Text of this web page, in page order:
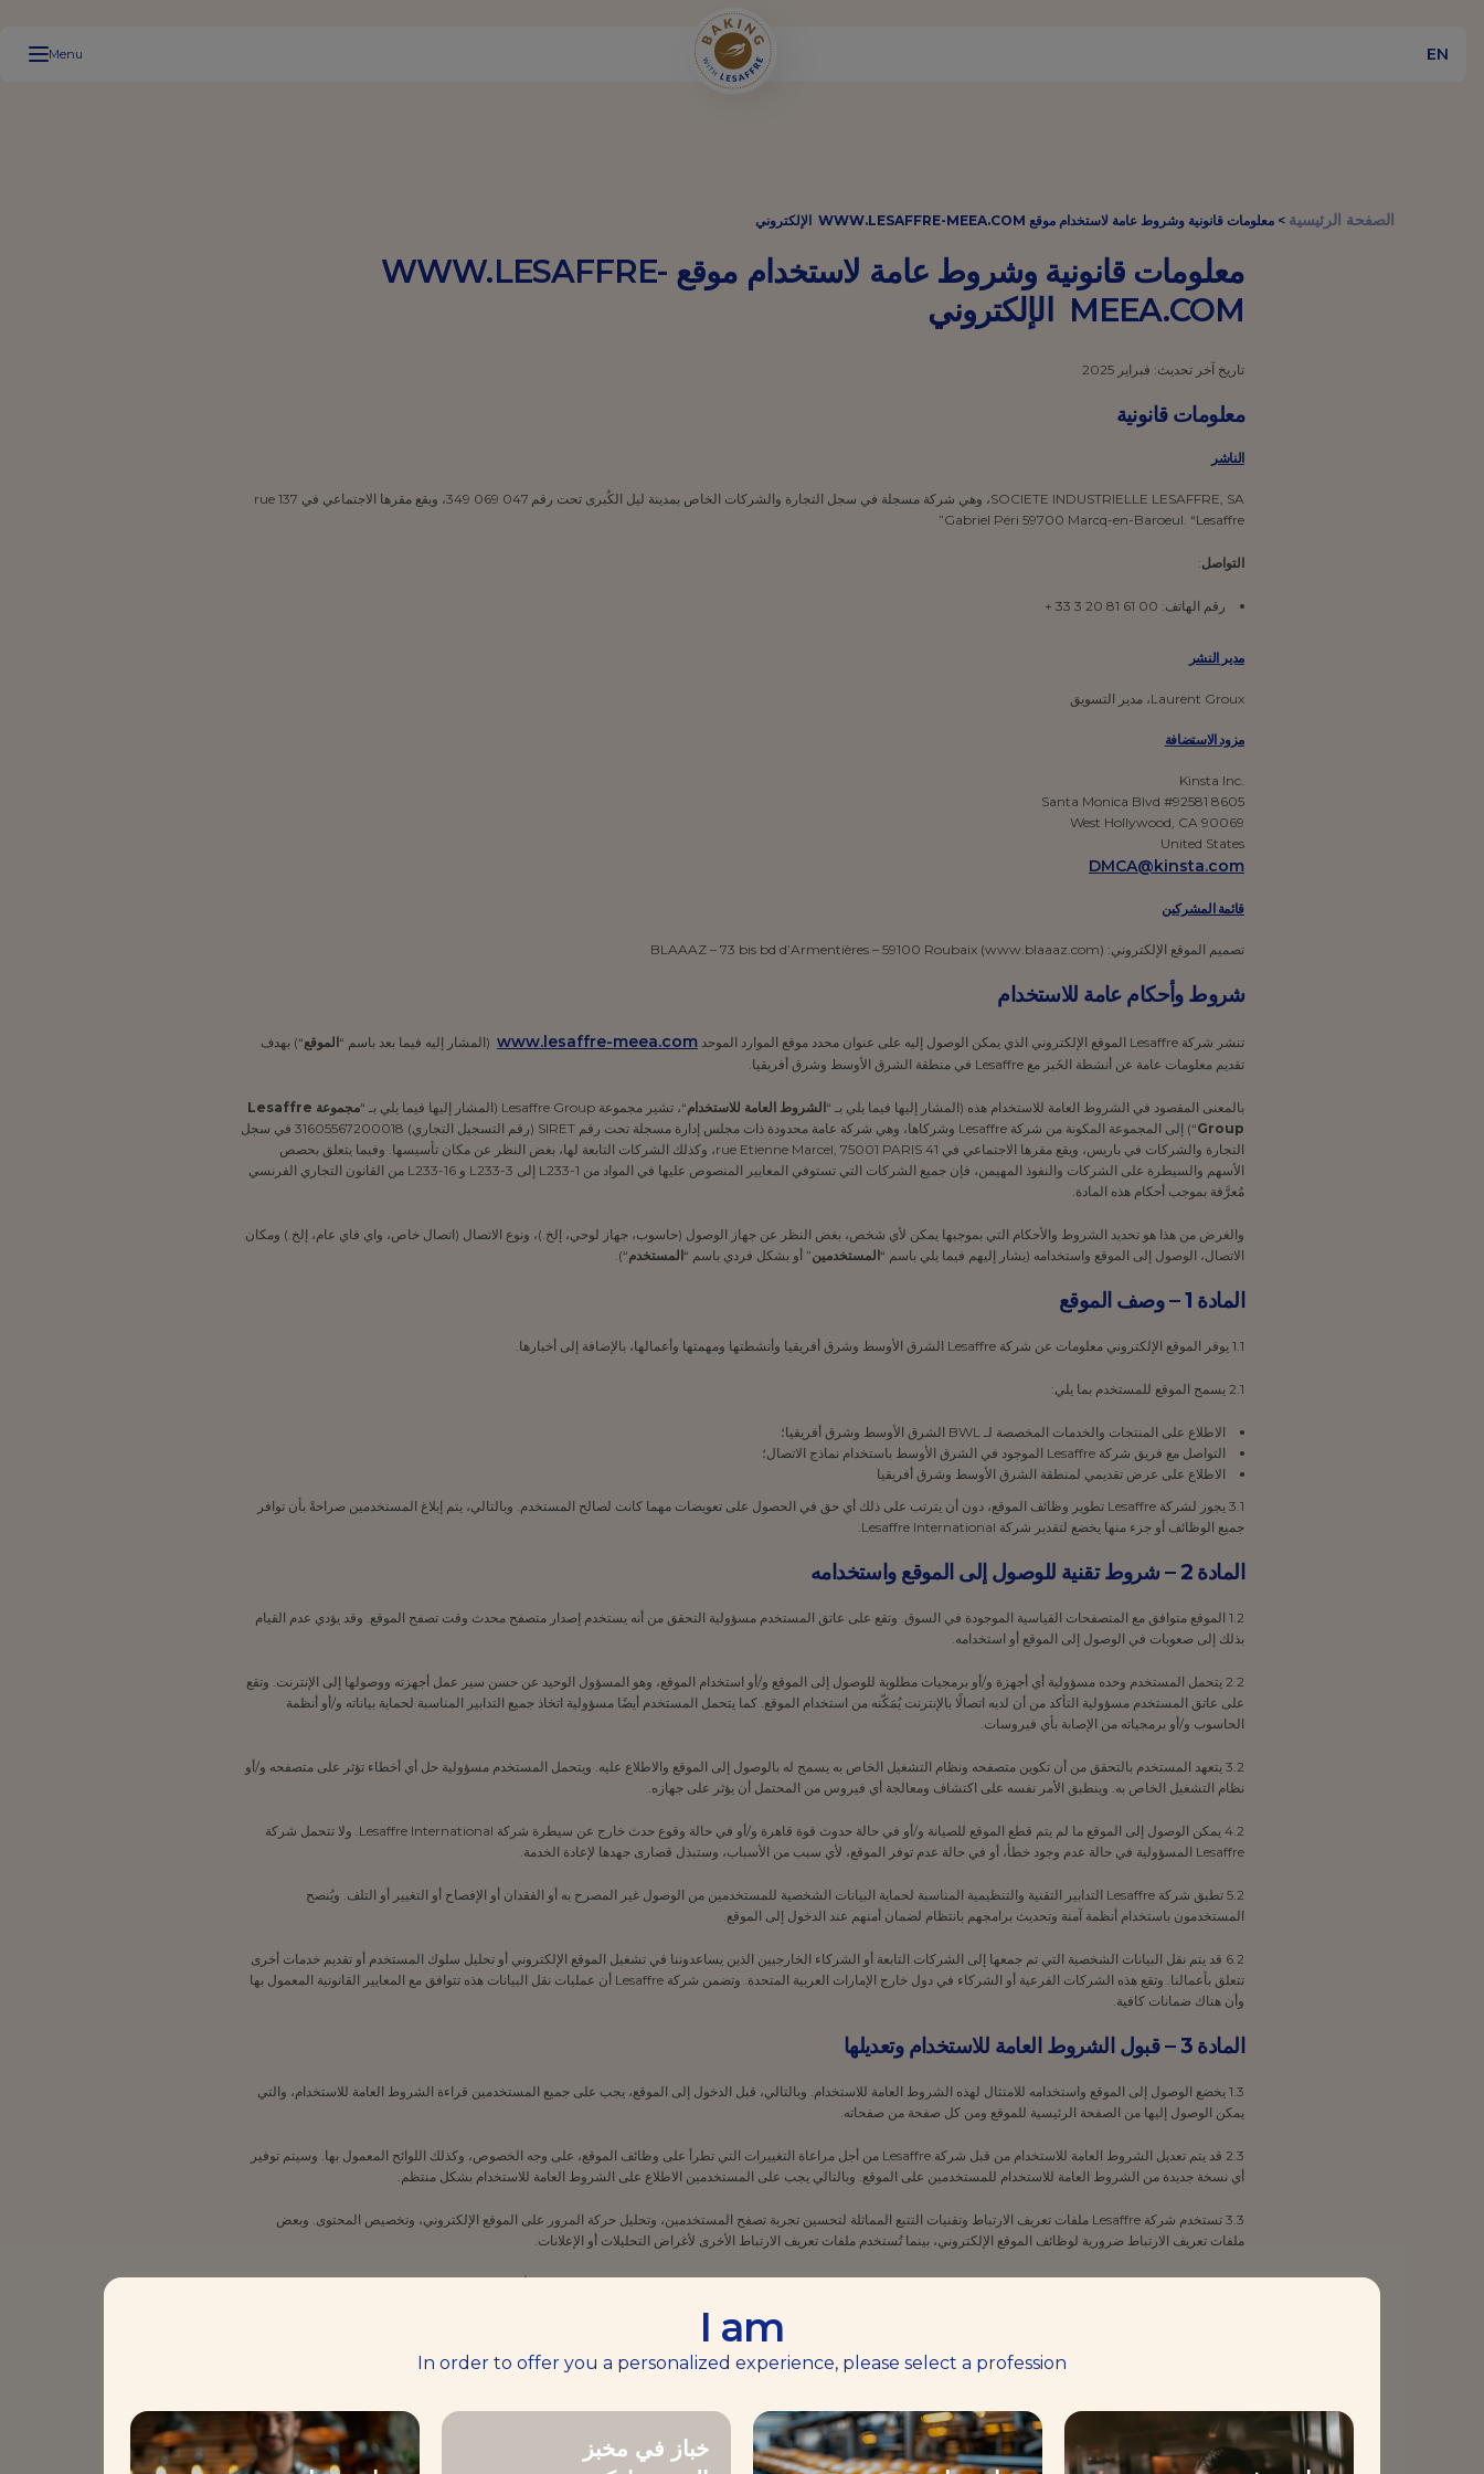
I am
In order to offer you a personalized experience, please select a profession
خباز في مخبز
EN
Menu
الصفحة الرئيسية > معلومات قانونية وشروط عامة لاستخدام موقع WWW.LESAFFRE-MEEA.COM الإلكتروني
معلومات قانونية وشروط عامة لاستخدام موقع WWW.LESAFFRE-
MEEA.COM الإلكتروني
تاريخ آخر تحديث: فبراير 2025
معلومات قانونية
الناشر
SOCIETE INDUSTRIELLE LESAFFRE, SA، وهي شركة مسجلة في سجل التجارة والشركات الخاص بمدينة ليل الكُبرى تحت رقم 047 069 349، ويقع مقرها الاجتماعي في 137 rue
Gabriel Péri 59700 Marcq-en-Baroeul. “Lesaffre”
التواصل:
رقم الهاتف: 00 61 81 20 3 33 +
مدير النشر
Laurent Groux، مدير التسويق
مزود الاستضافة
.Kinsta Inc
8605 Santa Monica Blvd #92581
West Hollywood, CA 90069
United States
DMCA@kinsta.com
قائمة المشركين
تصميم الموقع الإلكتروني: BLAAAZ – 73 bis bd d’Armentières – 59100 Roubaix (www.blaaaz.com)
شروط وأحكام عامة للاستخدام
تنشر شركة Lesaffre الموقع الإلكتروني الذي يمكن الوصول إليه على عنوان محدد موقع الموارد الموحد www.lesaffre-meea.com (المشار إليه فيما بعد باسم “الموقع“) بهدف
تقديم معلومات عامة عن أنشطة الخَبز مع Lesaffre في منطقة الشرق الأوسط وشرق أفريقيا.
بالمعنى المقصود في الشروط العامة للاستخدام هذه (المشار إليها فيما يلي بـ “الشروط العامة للاستخدام“، تشير مجموعة Lesaffre Group (المشار إليها فيما يلي بـ “ مجموعة Lesaffre
Group
“) إلى المجموعة المكونة من شركة Lesaffre وشركاها، وهي شركة عامة محدودة ذات مجلس إدارة مسجلة تحت رقم SIRET (رقم التسجيل التجاري) 31605567200018 في سجل
التجارة والشركات في باريس، ويقع مقرها الاجتماعي في 41 rue Etienne Marcel, 75001 PARIS، وكذلك الشركات التابعة لها، بغض النظر عن مكان تأسيسها. وفيما يتعلق بحصص
الأسهم والسيطرة على الشركات والنفوذ المهيمن، فإن جميع الشركات التي تستوفي المعايير المنصوص عليها في المواد من L233-1 إلى L233-3 و L233-16 من القانون التجاري الفرنسي
مُعرَّفة بموجب أحكام هذه المادة.
والغرض من هذا هو تحديد الشروط والأحكام التي بموجبها يمكن لأي شخص، بغض النظر عن جهاز الوصول (حاسوب، جهاز لوحي، إلخ.)، ونوع الاتصال (اتصال خاص، واي فاي عام، إلخ.) ومكان
الاتصال، الوصول إلى الموقع واستخدامه (يشار إليهم فيما يلي باسم “المستخدمين” أو بشكل فردي باسم “المستخدم“).
المادة 1 – وصف الموقع
1.1 يوفر الموقع الإلكتروني معلومات عن شركة Lesaffre الشرق الأوسط وشرق أفريقيا وأنشطتها ومهمتها وأعمالها، بالإضافة إلى أخبارها.
2.1 يسمح الموقع للمستخدم بما يلي:
الاطلاع على المنتجات والخدمات المخصصة لـ BWL الشرق الأوسط وشرق أفريقيا؛
التواصل مع فريق شركة Lesaffre الموجود في الشرق الأوسط باستخدام نماذج الاتصال؛
الاطلاع على عرض تقديمي لمنطقة الشرق الأوسط وشرق أفريقيا
3.1 يجوز لشركة Lesaffre تطوير وظائف الموقع، دون أن يترتب على ذلك أي حق في الحصول على تعويضات مهما كانت لصالح المستخدم. وبالتالي، يتم إبلاغ المستخدمين صراحةً بأن توافر
جميع الوظائف أو جزء منها يخضع لتقدير شركة Lesaffre International.
المادة 2 – شروط تقنية للوصول إلى الموقع واستخدامه
1.2 الموقع متوافق مع المتصفحات القياسية الموجودة في السوق. وتقع على عاتق المستخدم مسؤولية التحقق من أنه يستخدم إصدار متصفح محدث وقت تصفح الموقع. وقد يؤدي عدم القيام
بذلك إلى صعوبات في الوصول إلى الموقع أو استخدامه.
2.2 يتحمل المستخدم وحده مسؤولية أي أجهزة و/أو برمجيات مطلوبة للوصول إلى الموقع و/أو استخدام الموقع، وهو المسؤول الوحيد عن حسن سير عمل أجهزته ووصولها إلى الإنترنت. وتقع
على عاتق المستخدم مسؤولية التأكد من أن لديه اتصالًا بالإنترنت يُمَكّنه من استخدام الموقع. كما يتحمل المستخدم أيضًا مسؤولية اتخاذ جميع التدابير المناسبة لحماية بياناته و/أو أنظمة
الحاسوب و/أو برمجياته من الإصابة بأي فيروسات.
3.2 يتعهد المستخدم بالتحقق من أن تكوين متصفحه ونظام التشغيل الخاص به يسمح له بالوصول إلى الموقع والاطلاع عليه. ويتحمل المستخدم مسؤولية حل أي أخطاء تؤثر على متصفحه و/أو
نظام التشغيل الخاص به. وينطبق الأمر نفسه على اكتشاف ومعالجة أي فيروس من المحتمل أن يؤثر على جهازه.
4.2 يمكن الوصول إلى الموقع ما لم يتم قطع الموقع للصيانة و/أو في حالة حدوث قوة قاهرة و/أو في حالة وقوع حدث خارج عن سيطرة شركة Lesaffre International. ولا تتحمل شركة
Lesaffre المسؤولية في حالة عدم وجود خطأ، أو في حالة عدم توفر الموقع، لأي سبب من الأسباب، وستبذل قصارى جهدها لإعادة الخدمة.
5.2 تطبق شركة Lesaffre التدابير التقنية والتنظيمية المناسبة لحماية البيانات الشخصية للمستخدمين من الوصول غير المصرح به أو الفقدان أو الإفصاح أو التغيير أو التلف. ويُنصح
المستخدمون باستخدام أنظمة آمنة وتحديث برامجهم بانتظام لضمان أمنهم عند الدخول إلى الموقع.
6.2 قد يتم نقل البيانات الشخصية التي تم جمعها إلى الشركات التابعة أو الشركاء الخارجيين الذين يساعدوننا في تشغيل الموقع الإلكتروني أو تحليل سلوك المستخدم أو تقديم خدمات أخرى
تتعلق بأعمالنا. وتقع هذه الشركات الفرعية أو الشركاء في دول خارج الإمارات العربية المتحدة. وتضمن شركة Lesaffre أن عمليات نقل البيانات هذه تتوافق مع المعايير القانونية المعمول بها
وأن هناك ضمانات كافية.
المادة 3 – قبول الشروط العامة للاستخدام وتعديلها
1.3 يخضع الوصول إلى الموقع واستخدامه للامتثال لهذه الشروط العامة للاستخدام. وبالتالي، قبل الدخول إلى الموقع، يجب على جميع المستخدمين قراءة الشروط العامة للاستخدام، والتي
يمكن الوصول إليها من الصفحة الرئيسية للموقع ومن كل صفحة من صفحاته.
2.3 قد يتم تعديل الشروط العامة للاستخدام من قبل شركة Lesaffre من أجل مراعاة التغييرات التي تطرأ على وظائف الموقع، على وجه الخصوص، وكذلك اللوائح المعمول بها. وسيتم توفير
أي نسخة جديدة من الشروط العامة للاستخدام للمستخدمين على الموقع. وبالتالي يجب على المستخدمين الاطلاع على الشروط العامة للاستخدام بشكل منتظم.
3.3 تستخدم شركة Lesaffre ملفات تعريف الارتباط وتقنيات التتبع المماثلة لتحسين تجربة تصفح المستخدمين، وتحليل حركة المرور على الموقع الإلكتروني، وتخصيص المحتوى. وبعض
ملفات تعريف الارتباط ضرورية لوظائف الموقع الإلكتروني، بينما تُستخدم ملفات تعريف الارتباط الأخرى لأغراض التحليلات أو الإعلانات.
إعدادات المتصفح الخاص بك أو أداة تفضيلات ملفات تعريف الارتباط الخاصة بنا .ولمزيد من المعلومات، يُرجى الرجوع إلى سياسة ملفات تعريف الارتباط الخاصة بنا.
لسياسة ملفات تعريف الارتباط
الخاصة بنا. ويجوز للمستخدم تعديل تفضيلات ملفات تعريف الارتباط أو سحب الموافقة عن طريق الاتصال بـ [Email : lesaffremeea@leasaffre.com] في أي وقت من خلال الوصول إلى
إعدادات المتصفح الخاص بك أو أداة تفضيلات ملفات تعريف الارتباط الخاصة بنا. ولمزيد من المعلومات، يُرجى الرجوع إلى سياسة ملفات تعريف الارتباطالخاصة بنا.